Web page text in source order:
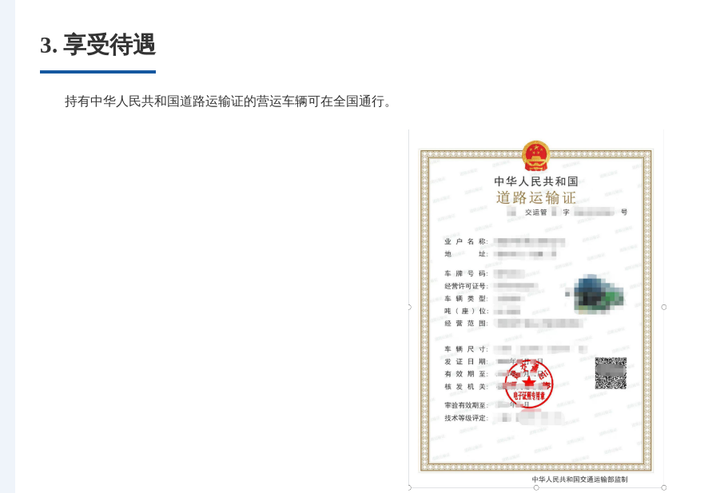
3. 享受待遇
持有中华人民共和国道路运输证的营运车辆可在全国通行。